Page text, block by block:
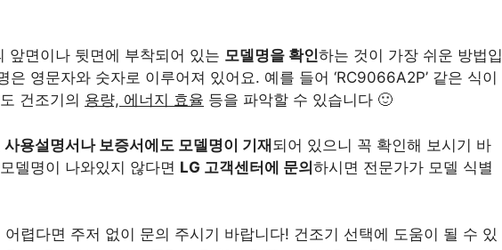
앞면이나 뒷면에 부착되어 있는 모델명을 확인하는 것이 가장 쉬운 방법입
은 영문자와 숫자로 이루어져 있어요. 예를 들어 ‘RC9066A2P’ 같은 식이
건조기의 용량, 에너지 효율 등을 파악할 수 있습니다 🙂
사용설명서나 보증서에도 모델명이 기재되어 있으니 꼭 확인해 보시기 바
델명이 나와있지 않다면 LG 고객센터에 문의하시면 전문가가 모델 식별
렵다면 주저 없이 문의 주시기 바랍니다! 건조기 선택에 도움이 될 수 있